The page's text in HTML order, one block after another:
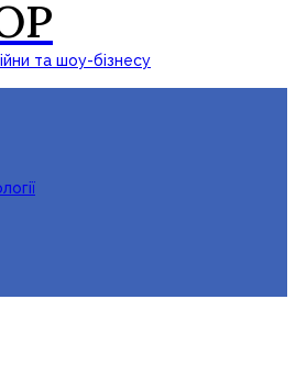
та шоу-бізнесу